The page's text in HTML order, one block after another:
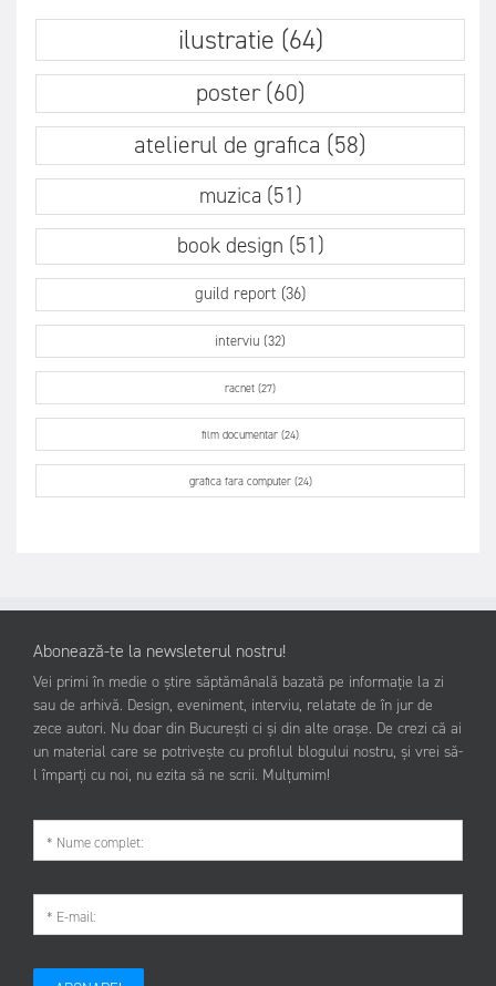
ilustratie (64)
poster (60)
atelierul de grafica (58)
muzica (51)
book design (51)
guild report (36)
interviu (32)
racnet (27)
film documentar (24)
grafica fara computer (24)
Abonează-te la newsleterul nostru!
Vei primi în medie o știre săptămânală bazată pe informație la zi
sau de arhivă. Design, eveniment, interviu, relatate de în jur de
zece autori. Nu doar din București ci și din alte orașe. De crezi că ai
un material care se potrivește cu profilul blogului nostru, și vrei să-
l împarți cu noi, nu ezita să ne scrii. Mulțumim!